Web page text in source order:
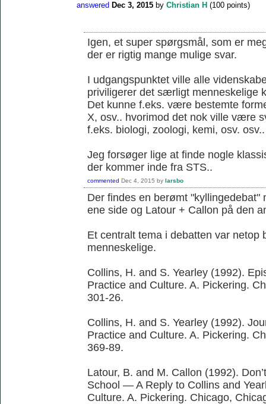
answered Dec 3, 2015 by Christian H (100 points)
Igen, et super spørgsmål, som er
der er rigtig mange mulige svar.
I udgangspunktet ville alle
priviligerer det særligt menneskelige
Det kunne f.eks. være bestemte
X, osv.. hvorimod det nok ville være
f.eks. biologi, zoologi, kemi, osv. osv..
Jeg forsøger lige at finde nogle
der kommer inde fra STS..
commented Dec 4, 2015 by larsbo
Der findes en berømt "kyllingedebat"
ene side og Latour + Callon på den
Et centralt tema i debatten var netop
menneskelige.
Collins, H. and S. Yearley (1992).
Practice and Culture. A. Pickering.
301-26.
Collins, H. and S. Yearley (1992).
Practice and Culture. A. Pickering.
369-89.
Latour, B. and M. Callon (1992).
School — A Reply to Collins and
Culture. A. Pickering. Chicago,